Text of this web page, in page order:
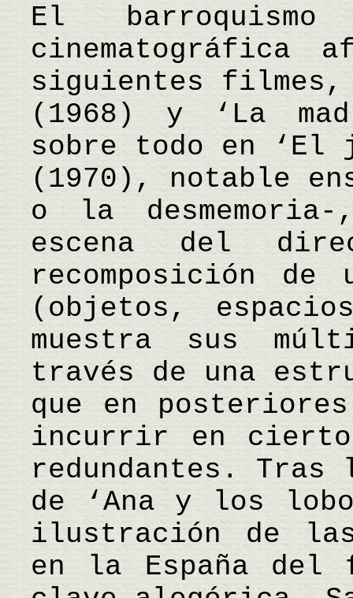
El
cinematográfica
siguientes
(1968) y ‘La
sobre todo en
(1970), notable
o la
escena del
recomposición de
(objetos,
muestra sus
través de una
que en
incurrir en ciertos
redundantes.
de ‘Ana y los
ilustración de
en la España del